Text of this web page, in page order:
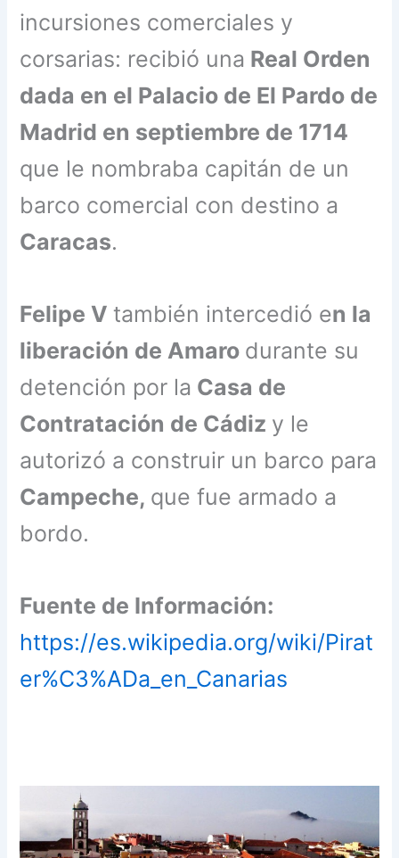
incursiones comerciales y
corsarias: recibió una Real Orden
dada en el Palacio de El Pardo de
Madrid en septiembre de 1714
que le nombraba capitán de un
barco comercial con destino a
Caracas.
Felipe Vtambién intercedió en la
liberación de Amaro durante su
detención por la Casa de
Contratación de Cádiz y le
autorizó a construir un barco para
Campeche, que fue armado a
bordo.
Fuente de Información:
https://es.wikipedia.org/wiki/Pirat
er%C3%ADa_en_Canarias